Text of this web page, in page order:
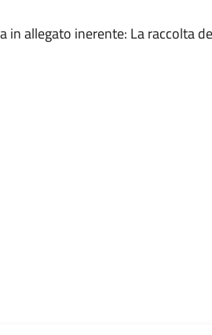
in allegato inerente: La raccolta